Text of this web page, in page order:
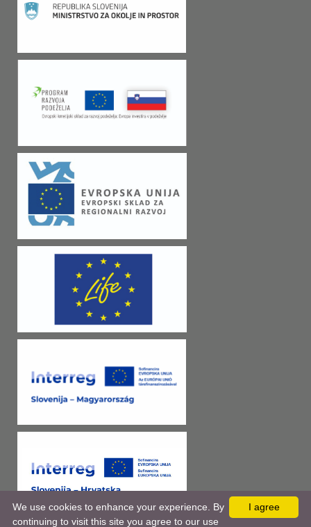
I agree
We use cookies to enhance your experience. By
continuing to visit this site you agree to our use